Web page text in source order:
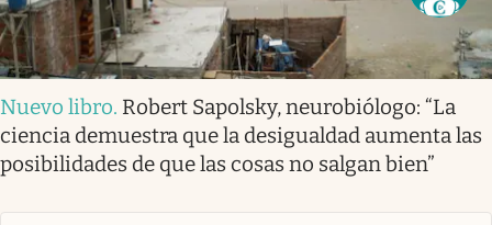
Nuevo libro. Robert Sapolsky, neurobiólogo: “La
ciencia demuestra que la desigualdad aumenta las
posibilidades de que las cosas no salgan bien”